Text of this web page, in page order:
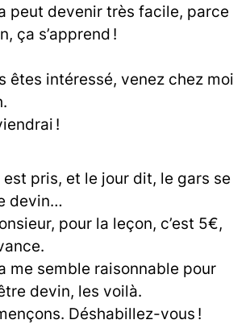
peut devenir très facile, parce
ça s’apprend !
êtes intéressé, venez chez moi
!
pris, et le jour dit, le gars se
devin…
pour la leçon, c’est 5€,
me semble raisonnable pour
devin, les voilà.
Déshabillez-vous !